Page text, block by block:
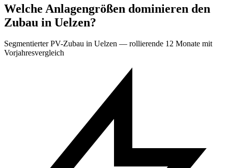
Welche Anlagengrößen dominieren den
Zubau in Uelzen?
Segmentierter PV-Zubau in Uelzen — rollierende 12 Monate mit
Vorjahresvergleich